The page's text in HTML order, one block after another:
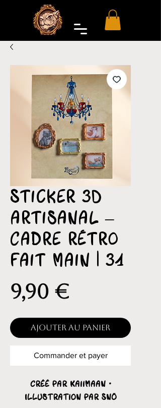
Sticker 3D
artisanal –
Cadre rétro
fait main | 31
9,90 €
Ajouter au panier
Commander et payer
Créé par Kaiimaan ·
Illustration par Snö